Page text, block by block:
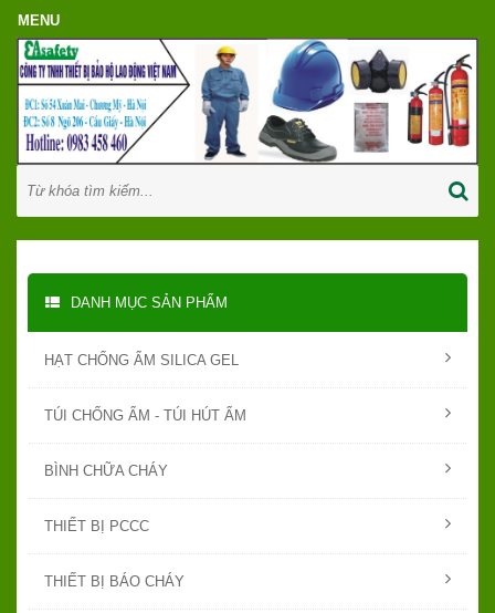
DANH MỤC SẢN PHẨM
HẠT CHỐNG ẨM SILICA GEL
TÚI CHỐNG ẨM - TÚI HÚT ẨM
BÌNH CHỮA CHÁY
THIẾT BỊ PCCC
THIẾT BỊ BÁO CHÁY